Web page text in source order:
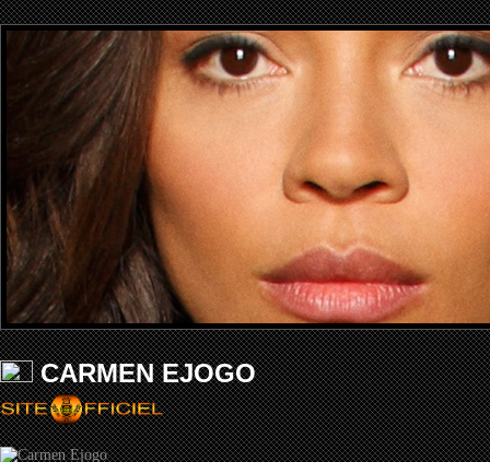
CARMEN EJOGO